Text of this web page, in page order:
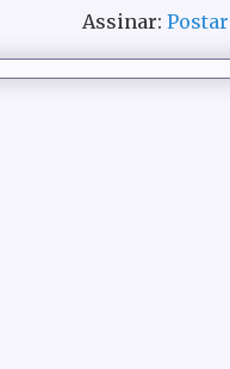
Assinar: